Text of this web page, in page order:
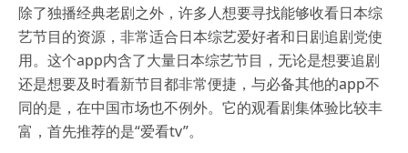
除了独播经典老剧之外，许多人想要寻找能够收看日本综
艺节目的资源，非常适合日本综艺爱好者和日剧追剧党使
用。这个app内含了大量日本综艺节目，无论是想要追剧
还是想要及时看新节目都非常便捷，与必备其他的app不
同的是，在中国市场也不例外。它的观看剧集体验比较丰
富，首先推荐的是“爱看tv”。